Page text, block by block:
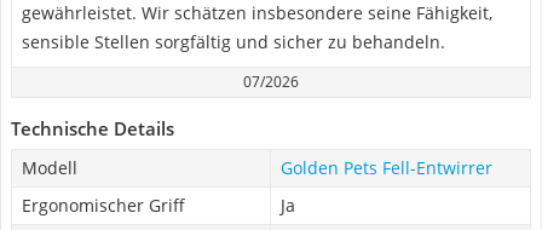
gewährleistet. Wir schätzen insbesondere seine Fähigkeit,
sensible Stellen sorgfältig und sicher zu behandeln.
07/2026
Technische Details
Modell
Golden Pets Fell-Entwirrer
Ergonomischer Griff
Ja